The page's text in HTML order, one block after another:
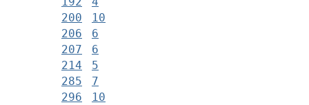
200
10
206
6
207
6
214
5
285
7
296
10